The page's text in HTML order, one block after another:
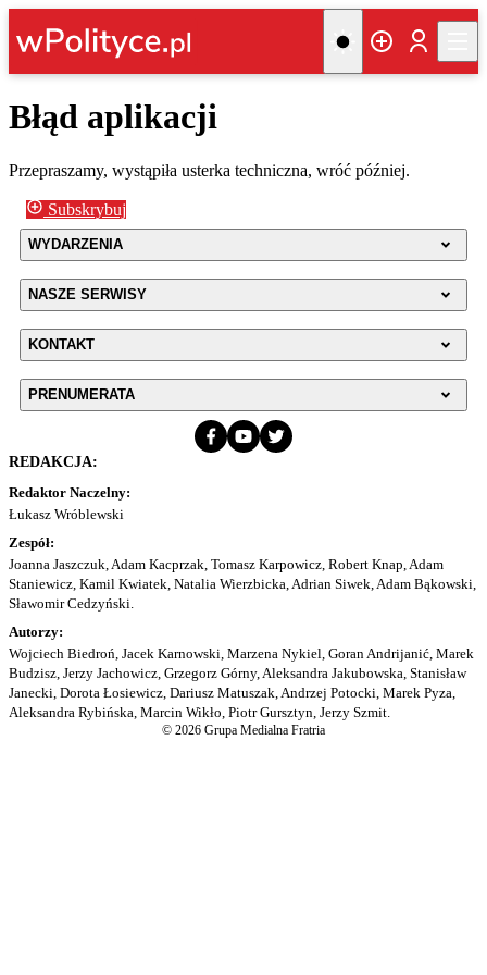
Błąd aplikacji
Przepraszamy, wystąpiła usterka techniczna, wróć później.
Subskrybuj
WYDARZENIA
NASZE SERWISY
KONTAKT
PRENUMERATA
REDAKCJA:
Redaktor Naczelny:
Łukasz Wróblewski
Zespół:
Joanna Jaszczuk, Adam Kacprzak, Tomasz Karpowicz, Robert Knap, Adam
Staniewicz, Kamil Kwiatek, Natalia Wierzbicka, Adrian Siwek, Adam Bąkowski,
Sławomir Cedzyński.
Autorzy:
Wojciech Biedroń, Jacek Karnowski, Marzena Nykiel, Goran Andrijanić, Marek
Budzisz, Jerzy Jachowicz, Grzegorz Górny, Aleksandra Jakubowska, Stanisław
Janecki, Dorota Łosiewicz, Dariusz Matuszak, Andrzej Potocki, Marek Pyza,
Aleksandra Rybińska, Marcin Wikło, Piotr Gursztyn, Jerzy Szmit.
© 2026 Grupa Medialna Fratria